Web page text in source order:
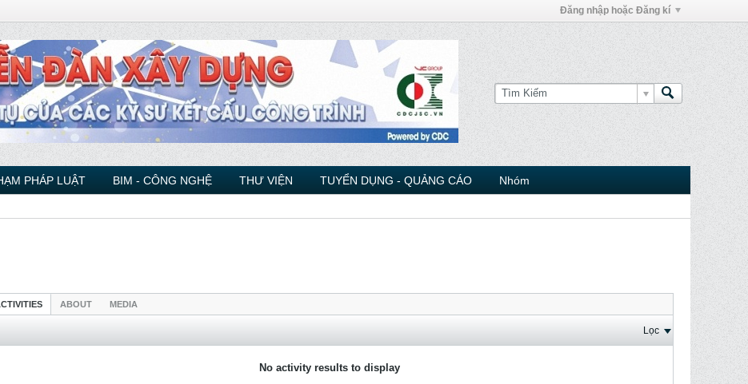
Đăng nhập hoặc Đăng kí
PHÁP LUẬT BIM - CÔNG NGHỆ THƯ VIỆN TUYỂN DỤNG - QUẢNG CÁO Nhóm
ABOUT MEDIA
Lọc
No activity results to display